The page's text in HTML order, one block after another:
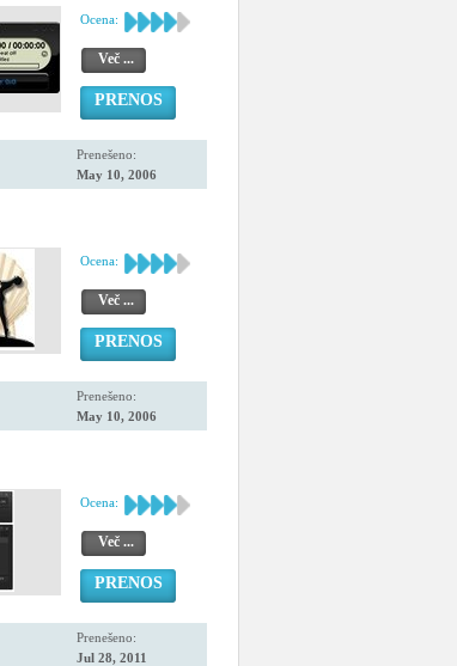
Ocena:
Več ...
PRENOS
Prenešeno:
May 10, 2006
Ocena:
Več ...
PRENOS
Prenešeno:
May 10, 2006
Ocena:
Več ...
PRENOS
Prenešeno:
Jul 28, 2011